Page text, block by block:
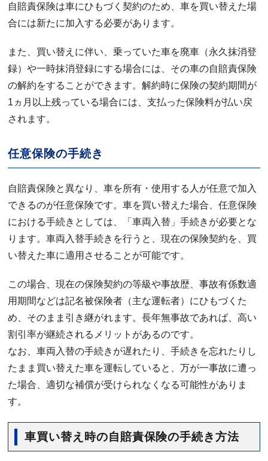
自賠責保険は車にひもづく契約のため、車を買い替えた場
合には新たに加入する必要があります。
また、買い替えに伴い、乗っていた車を廃車（永久抹消登
録）や一時抹消登録にする場合には、その車の自賠責保険
の解約をすることができます。解約時に保険の契約期間が
1ヵ月以上残っている場合には、支払った保険料が払い戻
されます。
任意保険の手続き
自賠責保険と異なり、車を所有・使用する人が任意で加入
できるのが任意保険です。車を買い替えた場合、任意保険
における手続きとしては、「車両入替」手続きが必要とな
ります。車両入替手続きを行うと、現在の保険契約を、買
い替えた車に適用させることが可能です。
この場合、現在の保険契約の等級や事故歴、事故有係数適
用期間などは記名被保険者（主な運転者）にひもづくた
め、そのまま引き継がれます。長年無事故であれば、高い
割引率が継続されるメリットがあるのです。
なお、車両入替の手続きが遅れたり、手続きを忘れたりし
たまま買い替えた車を運転していると、万が一事故に遭っ
た場合、適切な補償が受けられなくなる可能性がありま
す。
車買い替え時の自賠責保険の手続き方法